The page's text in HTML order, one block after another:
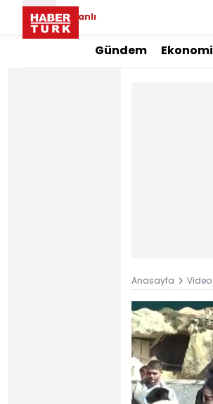
Canlı
Gündem Ekonomi
Anasayfa Video